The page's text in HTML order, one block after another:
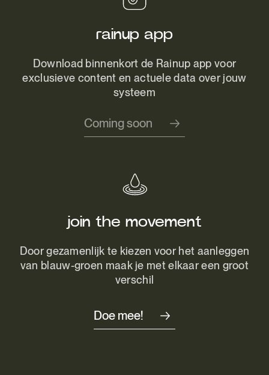
rainup app
Download binnenkort de Rainup app voor
exclusieve content en actuele data over jouw
systeem
Coming soon
join the movement
Door gezamenlijk te kiezen voor het aanleggen
van blauw-groen maak je met elkaar een groot
verschil
Doe mee!